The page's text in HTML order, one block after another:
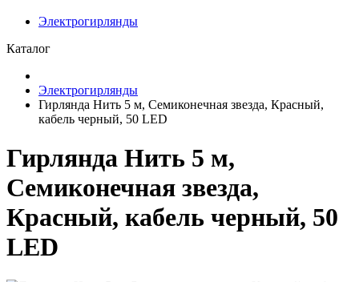
Электрогирлянды
Каталог
Электрогирлянды
Гирлянда Нить 5 м, Семиконечная звезда, Красный,
кабель черный, 50 LED
Гирлянда Нить 5 м,
Семиконечная звезда,
Красный, кабель черный, 50
LED